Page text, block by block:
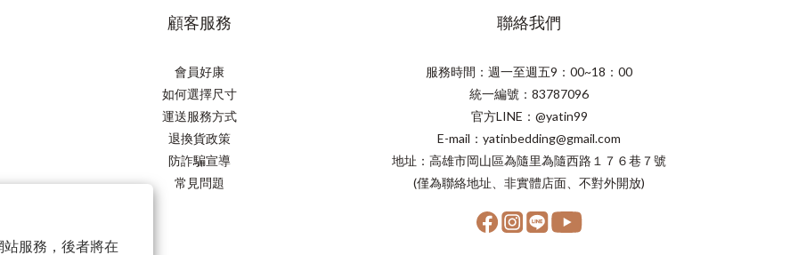
站服務，後者將在
顧客服務
會員好康
如何選擇尺寸
運送服務方式
退換貨政策
防詐騙宣導
常見問題
聯絡我們
服務時間：週一至週五9：00~18：00
統一編號：83787096
官方LINE：@yatin99
E-mail：yatinbedding@gmail.com
地址：高雄市岡山區為隨里為隨西路１７６巷７號
(僅為聯絡地址、非實體店面、不對外開放)